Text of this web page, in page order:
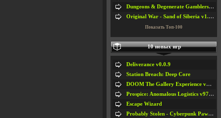
Dungeons & Degenerate Gamblers v2.0.2a
Original War - Sand of Siberia v1.6.30
Показать Топ-100
10 новых игр
Deliverance v0.0.9
Station Breach: Deep Core
DOOM The Gallery Experience v1.4.2
Prospice: Anomalous Logistics v97 [Playtest]
Escape Wizard
Probably Stolen - Cyberpunk Pawnshop Simulator v048c [Playtest]